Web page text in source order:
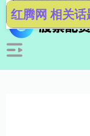
红腾网 相关话